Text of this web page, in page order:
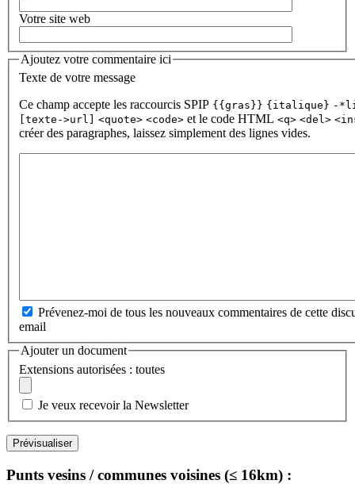
Votre site web
Ajoutez votre commentaire ici
Texte de votre message
Ce champ accepte les raccourcis SPIP {{gras}} {italique} -
[texte->url]
<quote> <code> et le code HTML <q> <del>
créer des paragraphes, laissez simplement des lignes vides.
Prévenez-moi de tous les nouveaux commentaires de cette
email
Ajouter un document
Extensions autorisées : toutes
Je veux recevoir la Newsletter
Punts vesins / communes voisines (≤ 16km) :